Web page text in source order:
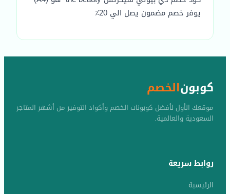
يوفر خصم مضمون يصل الي 20٪
كوبونالخصم
موقعك الأول لأفضل كوبونات الخصم وأكواد التوفير من أشهر المتاجر
السعودية والعالمية.
روابط سريعة
الرئيسية